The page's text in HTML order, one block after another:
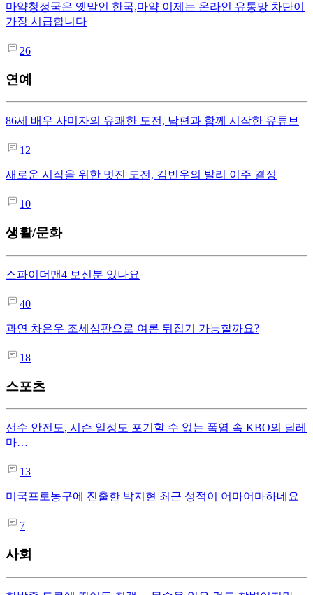
마약청정국은 옛말인 한국,마약 이제는 온라인 유통망 차단이
가장 시급합니다
26
연예
86세 배우 사미자의 유쾌한 도전, 남편과 함께 시작한 유튜브
12
새로운 시작을 위한 멋진 도전, 김빈우의 발리 이주 결정
10
생활/문화
스파이더맨4 보신분 있나요
40
과연 차은우 조세심판으로 여론 뒤집기 가능할까요?
18
스포츠
선수 안전도, 시즌 일정도 포기할 수 없는 폭염 속 KBO의 딜레
마…
13
미국프로농구에 진출한 박지현 최근 성적이 어마어마하네요
7
사회